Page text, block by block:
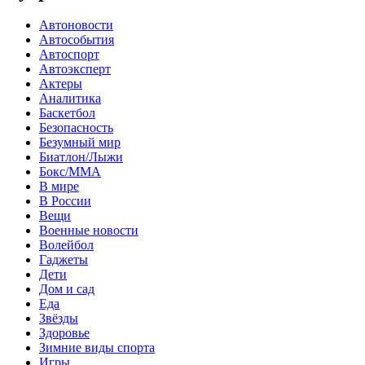
Автоновости
Автособытия
Автоспорт
Автоэксперт
Актеры
Аналитика
Баскетбол
Безопасность
Безумный мир
Биатлон/Лыжи
Бокс/MMA
В мире
В России
Вещи
Военные новости
Волейбол
Гаджеты
Дети
Дом и сад
Еда
Звёзды
Здоровье
Зимние виды спорта